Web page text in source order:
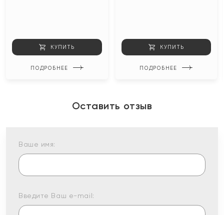
КУПИТЬ
ПОДРОБНЕЕ
КУПИТЬ
ПОДРОБНЕЕ
Оставить отзыв
Ваше имя:
Введите Ваш e-mail: